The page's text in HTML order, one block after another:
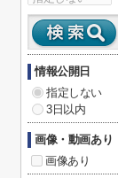
情報公開日
指定しない
3日以内
画像・動画あり
画像あり